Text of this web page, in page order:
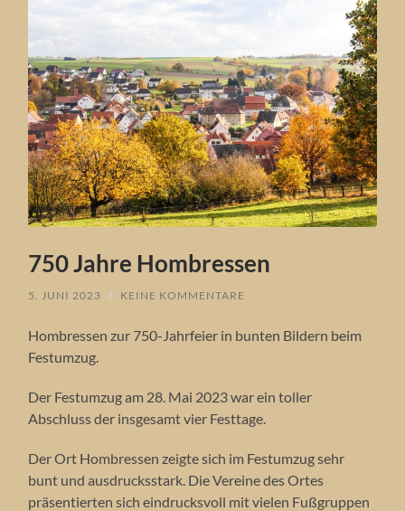
750 Jahre Hombressen
5. JUNI 2023 / KEINE KOMMENTARE
Hombressen zur 750-Jahrfeier in bunten Bildern beim
Festumzug.
Der Festumzug am 28. Mai 2023 war ein toller
Abschluss der insgesamt vier Festtage.
Der Ort Hombressen zeigte sich im Festumzug sehr
bunt und ausdrucksstark. Die Vereine des Ortes
präsentierten sich eindrucksvoll mit vielen Fußgruppen